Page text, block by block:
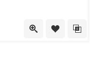
Quick ViewAdd to Add